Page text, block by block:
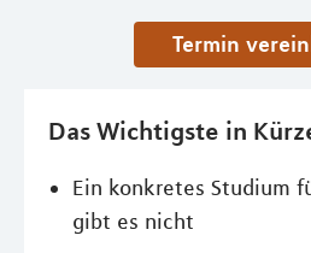
Termin
Das Wichtigste in
Ein konkretes Studium
gibt es nicht